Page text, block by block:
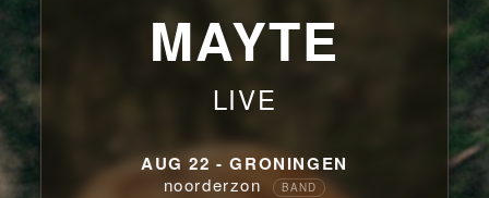
MAYTE
LIVE
AUG 22 - GRONINGEN
noorderzon BAND